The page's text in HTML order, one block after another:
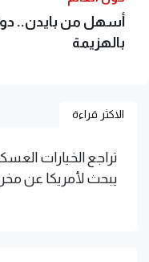
أسهل من بايدن..
بالهزيمة
الاكثر قراءة
تراجع الخيارات
يبحث لأمريكا عن